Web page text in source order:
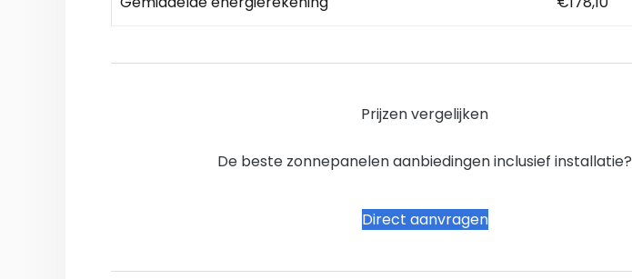
Prijzen vergelijken
De beste zonnepanelen aanbiedingen inclusief installatie?
Direct aanvragen